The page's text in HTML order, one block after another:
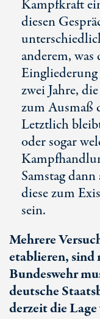
Kampfkraft
diesen
anderem,
zwei Jahre,
zum Ausmaß
Letztlich
oder sogar
Samstag
diese zum
sein.
Mehrere
etablieren,
Bundeswehr
deutsche
derzeit die